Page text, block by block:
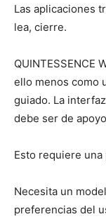
Las aplicaciones
lea, cierre.
QUINTESSENCE
ello menos como
guiado. La
debe ser de
Esto requiere
Necesita un
preferencias del